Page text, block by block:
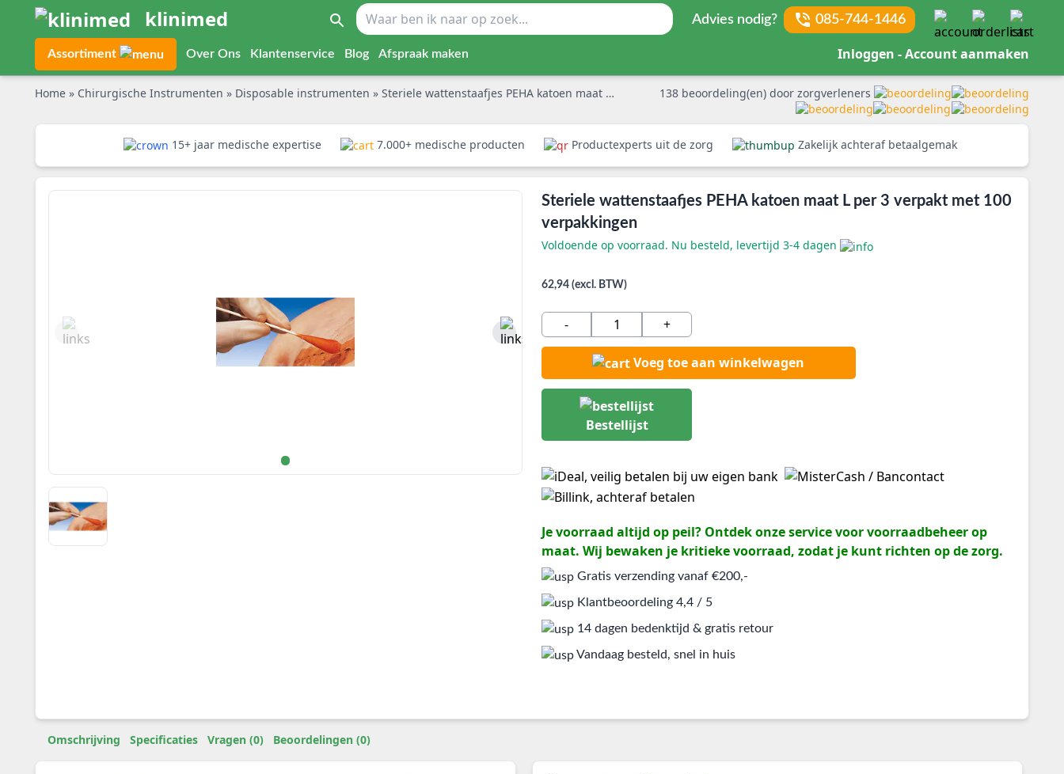
klinimed Advies nodig? 085-744-1446
Assortiment Over Ons Klantenservice Blog Afspraak maken Inloggen - Account aanmaken
Home » Chirurgische Instrumenten » Disposable instrumenten » Steriele wattenstaafjes PEHA katoen maat L per 3 verpakt met 100 verpakkingen 138 beoordeling(en) door zorgverleners
15+ jaar medische expertise 7.000+ medische producten Productexperts uit de zorg Zakelijk achteraf betaalgemak
Steriele wattenstaafjes PEHA katoen maat L per 3 verpakt met 100
verpakkingen
Voldoende op voorraad. Nu besteld, levertijd 3-4 dagen
62,94 (excl. BTW)
- +
Voeg toe aan winkelwagen
Bestellijst
Je voorraad altijd op peil? Ontdek onze service voor voorraadbeheer op
maat. Wij bewaken je kritieke voorraad, zodat je kunt richten op de zorg.
Gratis verzending vanaf €200,-
Klantbeoordeling 4,4 / 5
14 dagen bedenktijd & gratis retour
Vandaag besteld, snel in huis
Omschrijving Specificaties Vragen (0) Beoordelingen (0)